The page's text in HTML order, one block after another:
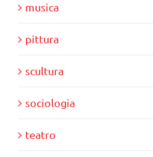
musica
pittura
scultura
sociologia
teatro